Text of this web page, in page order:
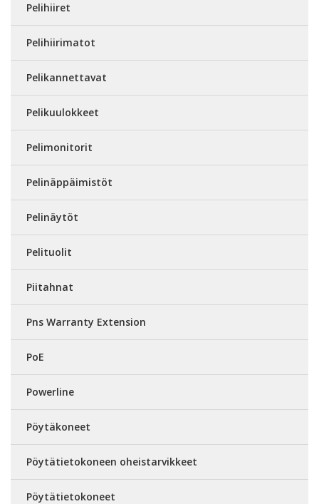
Pelihiiret
Pelihiirimatot
Pelikannettavat
Pelikuulokkeet
Pelimonitorit
Pelinäppäimistöt
Pelinäytöt
Pelituolit
Piitahnat
Pns Warranty Extension
PoE
Powerline
Pöytäkoneet
Pöytätietokoneen oheistarvikkeet
Pöytätietokoneet